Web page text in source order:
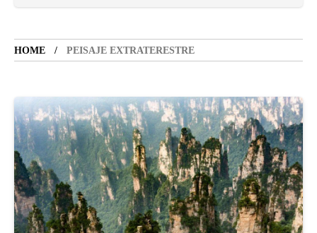
HOME PEISAJE EXTRATERESTRE
SANATATE
SI
INGRIJIRE
ISTORIE